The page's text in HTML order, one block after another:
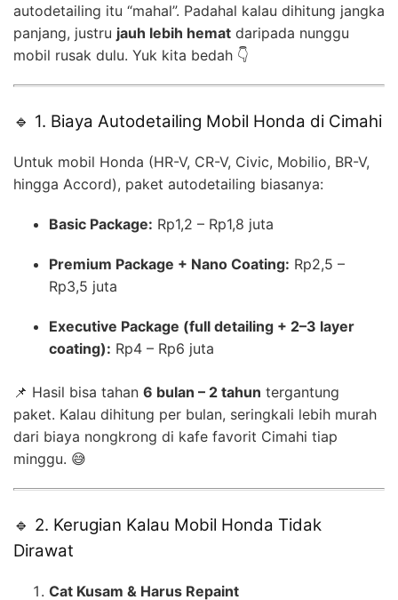
autodetailing itu “mahal”. Padahal kalau dihitung jangka
panjang, justru jauh lebih hemat daripada nunggu
mobil rusak dulu. Yuk kita bedah 👇
🔹 1. Biaya Autodetailing Mobil Honda di Cimahi
Untuk mobil Honda (HR-V, CR-V, Civic, Mobilio, BR-V,
hingga Accord), paket autodetailing biasanya:
Basic Package: Rp1,2 – Rp1,8 juta
Premium Package + Nano Coating: Rp2,5 –
Rp3,5 juta
Executive Package (full detailing + 2–3 layer
coating): Rp4 – Rp6 juta
📌 Hasil bisa tahan 6 bulan – 2 tahun tergantung
paket. Kalau dihitung per bulan, seringkali lebih murah
dari biaya nongkrong di kafe favorit Cimahi tiap
minggu. 😅
🔹 2. Kerugian Kalau Mobil Honda Tidak
Dirawat
Cat Kusam & Harus Repaint